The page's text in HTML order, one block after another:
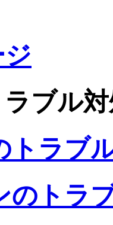
ジ
ブル
トラブ
のトラ